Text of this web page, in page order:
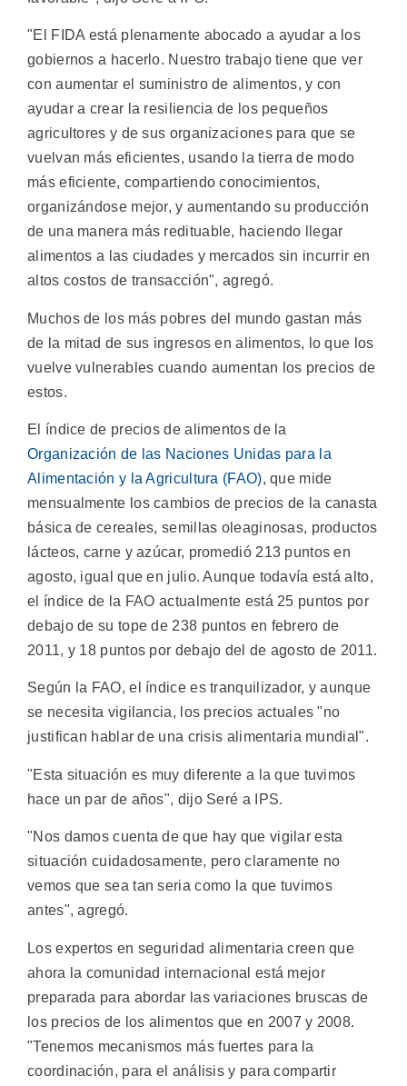
"El FIDA está plenamente abocado a ayudar a los
gobiernos a hacerlo. Nuestro trabajo tiene que ver
con aumentar el suministro de alimentos, y con
ayudar a crear la resiliencia de los pequeños
agricultores y de sus organizaciones para que se
vuelvan más eficientes, usando la tierra de modo
más eficiente, compartiendo conocimientos,
organizándose mejor, y aumentando su producción
de una manera más redituable, haciendo llegar
alimentos a las ciudades y mercados sin incurrir en
altos costos de transacción", agregó.
Muchos de los más pobres del mundo gastan más
de la mitad de sus ingresos en alimentos, lo que los
vuelve vulnerables cuando aumentan los precios de
estos.
El índice de precios de alimentos de la
Organización de las Naciones Unidas para la
Alimentación y la Agricultura (FAO), que mide
mensualmente los cambios de precios de la canasta
básica de cereales, semillas oleaginosas, productos
lácteos, carne y azúcar, promedió 213 puntos en
agosto, igual que en julio. Aunque todavía está alto,
el índice de la FAO actualmente está 25 puntos por
debajo de su tope de 238 puntos en febrero de
2011, y 18 puntos por debajo del de agosto de 2011.
Según la FAO, el índice es tranquilizador, y aunque
se necesita vigilancia, los precios actuales "no
justifican hablar de una crisis alimentaria mundial".
"Esta situación es muy diferente a la que tuvimos
hace un par de años", dijo Seré a IPS.
"Nos damos cuenta de que hay que vigilar esta
situación cuidadosamente, pero claramente no
vemos que sea tan seria como la que tuvimos
antes", agregó.
Los expertos en seguridad alimentaria creen que
ahora la comunidad internacional está mejor
preparada para abordar las variaciones bruscas de
los precios de los alimentos que en 2007 y 2008.
"Tenemos mecanismos más fuertes para la
coordinación, para el análisis y para compartir